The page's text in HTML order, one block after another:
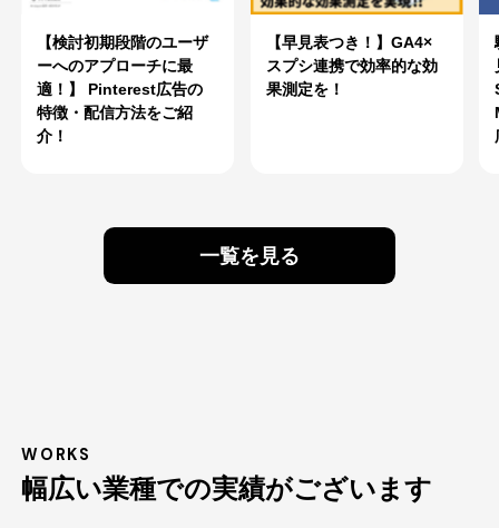
【検討初期段階のユーザ
ーへのアプローチに最
適！】 Pinterest広告の
特徴・配信方法をご紹
介！
【早見表つき！】GA4×
スプシ連携で効率的な効
果測定を！
一覧を見る
WORKS
幅広い業種での実績がございます